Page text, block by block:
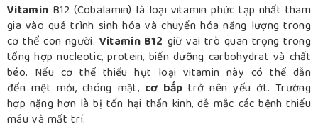
Vitamin B12 (Cobalamin) là loại vitamin phức tạp nhất tham
gia vào quá trình sinh hóa và chuyển hóa năng lượng trong
cơ thể con người. Vitamin B12 giữ vai trò quan trọng trong
tổng hợp nucleotic, protein, biến dưỡng carbohydrat và chất
béo. Nếu cơ thể thiếu hụt loại vitamin này có thể dẫn
đến mệt mỏi, chóng mặt, cơ bắp trở nên yếu ớt. Trường
hợp nặng hơn là bị tổn hại thần kinh, dễ mắc các bệnh thiếu
máu và mất trí.